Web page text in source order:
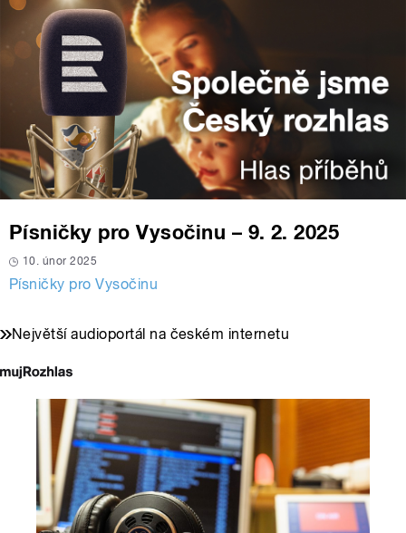
Písničky pro Vysočinu – 9. 2. 2025
10. únor 2025
Písničky pro Vysočinu
Největší audioportál na českém internetu